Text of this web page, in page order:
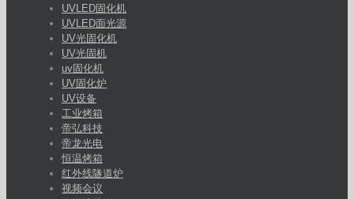
UVLED固化机
UVLED面光源
UV光固化机
UV光固机
uv固化机
UV固化炉
UV设备
工业烤箱
帝弘科技
帝龙光电
恒温烤箱
红外线隧道炉
视频会议